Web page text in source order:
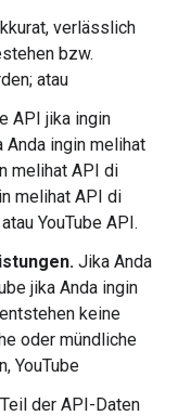
verlässlich
bzw.
atau
API jika ingin
Anda ingin melihat
melihat API di
melihat API di
YouTube API.
Jika Anda
jika Anda ingin
keine
oder mündliche
YouTube
der API-Daten